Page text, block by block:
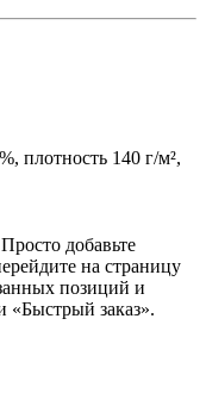
плотность 140 г/м²,
добавьте
на страницу
позиций и
«Быстрый заказ».